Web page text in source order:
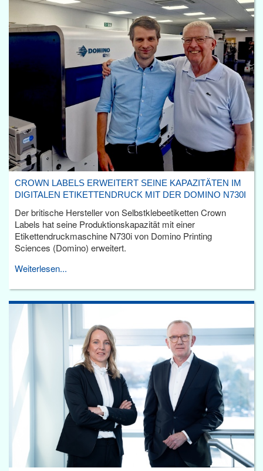
CROWN LABELS ERWEITERT SEINE KAPAZITÄTEN IM
DIGITALEN ETIKETTENDRUCK MIT DER DOMINO N730I
Der britische Hersteller von Selbstklebeetiketten Crown
Labels hat seine Produktionskapazität mit einer
Etikettendruckmaschine N730i von Domino Printing
Sciences (Domino) erweitert.
Weiterlesen...